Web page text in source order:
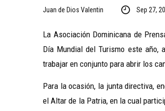
Juan de Dios Valentin Sep 27,
La Asociación Dominicana de
Día Mundial del Turismo este año,
trabajar en conjunto para abrir los
Para la ocasión, la junta directiva,
el Altar de la Patria, en la cual